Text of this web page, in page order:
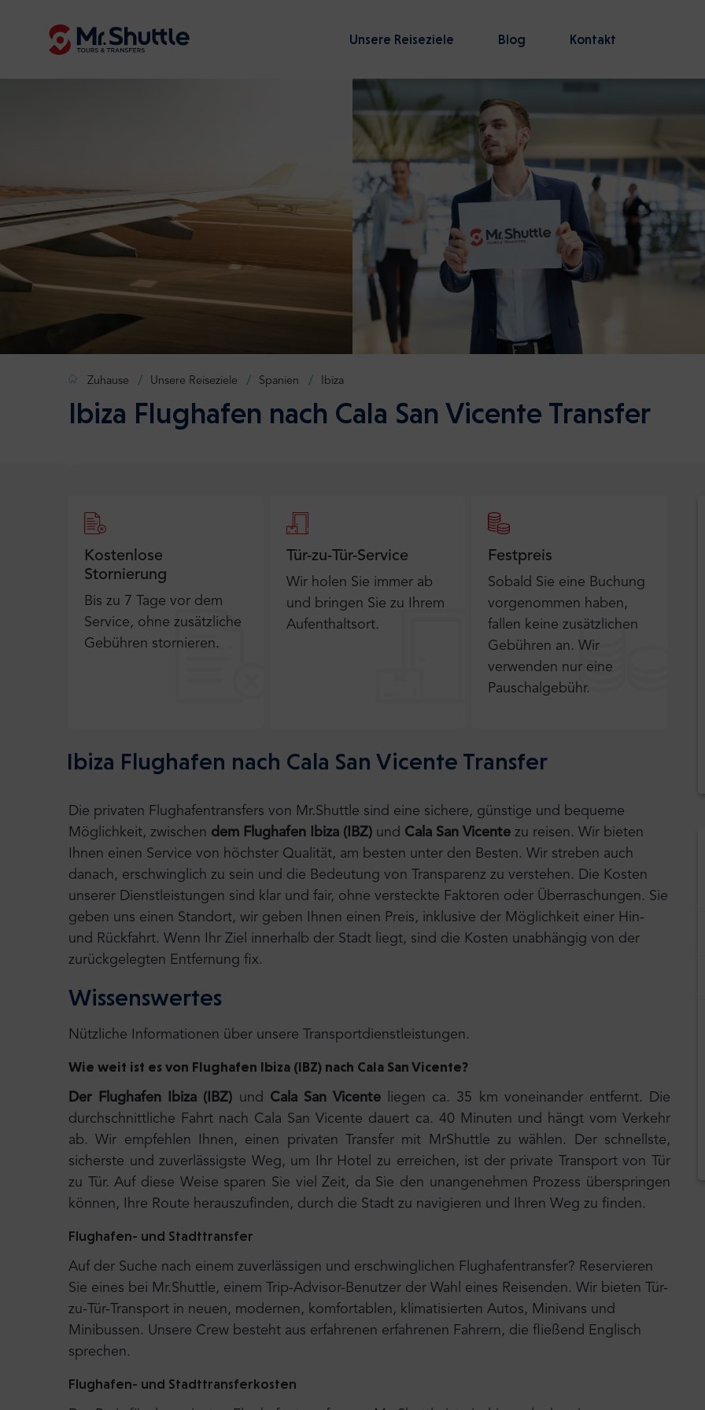
Unsere Reiseziele Blog Kontakt
Zuhause Unsere Reiseziele Spanien Ibiza
Ibiza Flughafen nach Cala San Vicente Transfer
Kostenlose
Stornierung
Bis zu 7 Tage vor dem
Service, ohne zusätzliche
Gebühren stornieren.
Tür-zu-Tür-Service
Wir holen Sie immer ab
und bringen Sie zu Ihrem
Aufenthaltsort.
Festpreis
Sobald Sie eine Buchung
vorgenommen haben,
fallen keine zusätzlichen
Gebühren an. Wir
verwenden nur eine
Pauschalgebühr.
Ibiza Flughafen nach Cala San Vicente Transfer
Die privaten Flughafentransfers von Mr.Shuttle sind eine sichere, günstige und bequeme
Möglichkeit, zwischen dem Flughafen Ibiza (IBZ) und Cala San Vicente zu reisen. Wir bieten
Ihnen einen Service von höchster Qualität, am besten unter den Besten. Wir streben auch
danach, erschwinglich zu sein und die Bedeutung von Transparenz zu verstehen. Die Kosten
unserer Dienstleistungen sind klar und fair, ohne versteckte Faktoren oder Überraschungen. Sie
geben uns einen Standort, wir geben Ihnen einen Preis, inklusive der Möglichkeit einer Hin-
und Rückfahrt. Wenn Ihr Ziel innerhalb der Stadt liegt, sind die Kosten unabhängig von der
zurückgelegten Entfernung fix.
Wissenswertes
Nützliche Informationen über unsere Transportdienstleistungen.
Wie weit ist es von Flughafen Ibiza (IBZ) nach Cala San Vicente?
Der Flughafen Ibiza (IBZ) und Cala San Vicente liegen ca. 35 km voneinander entfernt. Die
durchschnittliche Fahrt nach Cala San Vicente dauert ca. 40 Minuten und hängt vom Verkehr
ab. Wir empfehlen Ihnen, einen privaten Transfer mit MrShuttle zu wählen. Der schnellste,
sicherste und zuverlässigste Weg, um Ihr Hotel zu erreichen, ist der private Transport von Tür
zu Tür. Auf diese Weise sparen Sie viel Zeit, da Sie den unangenehmen Prozess überspringen
können, Ihre Route herauszufinden, durch die Stadt zu navigieren und Ihren Weg zu finden.
Flughafen- und Stadttransfer
Auf der Suche nach einem zuverlässigen und erschwinglichen Flughafentransfer? Reservieren
Sie eines bei Mr.Shuttle, einem Trip-Advisor-Benutzer der Wahl eines Reisenden. Wir bieten Tür-
zu-Tür-Transport in neuen, modernen, komfortablen, klimatisierten Autos, Minivans und
Minibussen. Unsere Crew besteht aus erfahrenen erfahrenen Fahrern, die fließend Englisch
sprechen.
Flughafen- und Stadttransferkosten